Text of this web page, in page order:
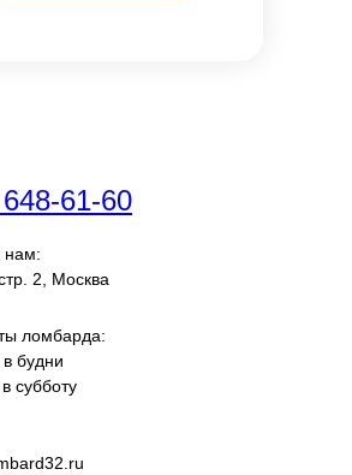
ломбарда:
будни
субботу
нам:
2, Москва
61-60